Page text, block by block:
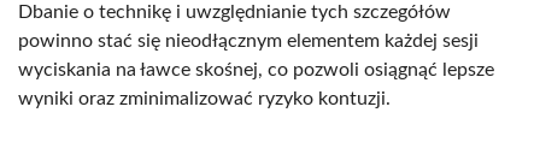
Dbanie o technikę i uwzględnianie tych szczegółów
powinno stać się nieodłącznym elementem każdej sesji
wyciskania na ławce skośnej, co pozwoli osiągnąć lepsze
wyniki oraz zminimalizować ryzyko kontuzji.